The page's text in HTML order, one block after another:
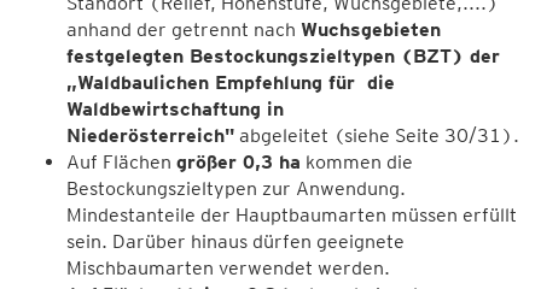
anhand der getrennt nach Wuchsgebieten
festgelegten Bestockungszieltypen (BZT) der
„Waldbaulichen Empfehlung für die
Waldbewirtschaftung in
Niederösterreich" abgeleitet (siehe Seite 30/31).
Auf Flächen größer 0,3 ha kommen die
Bestockungszieltypen zur Anwendung.
Mindestanteile der Hauptbaumarten müssen erfüllt
sein. Darüber hinaus dürfen geeignete
Mischbaumarten verwendet werden.